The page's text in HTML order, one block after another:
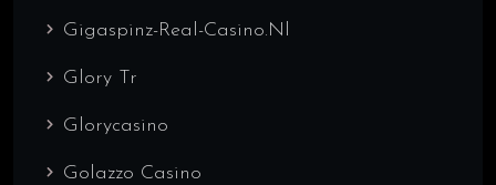
Gigaspinz-Real-Casino.nl
Glory Tr
Glorycasino
Golazzo Casino